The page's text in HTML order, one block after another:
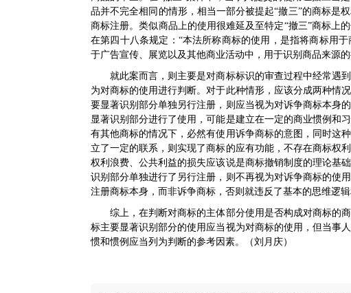
品并不完全相同的情形，相当一部分被提起“撤三”的商标是
商标注册。类似商品上的使用很难延及至特定“撤三”商标上
在第四十八条规定：“本法所称商标的使用，是指将商标用
于广告宣传、展览以及其他商业活动中，用于识别商品来源
就此案而言，则主要是对商标标识的审查过程中经常遇
为对商标的使用进行判断。对于此种情形，应该分成两种情
要显著识别部分单独另行注册，则应当视为对诉争商标本身
显著识别部分进行了使用，可能是建立在一定的商业惯例和
有其他商标的情况下，必然有使用诉争商标的意图，同时这
立了一定的联系，则实现了商标的应有功能，不存在商标权
权利浪费、公共利益的损失应该说是商标撤销制度的理论基
识别部分单独进行了另行注册，则不再视为对诉争商标的使
注册商标本身，而非诉争商标，否则就违反了基本的思维逻
综上，在判断对商标的主体部分使用是否构成对商标的
标主要显著识别部分的使用应当视为对商标的使用，但当事
惯和惯例应当列为判断的参考因素。（刘月庆）